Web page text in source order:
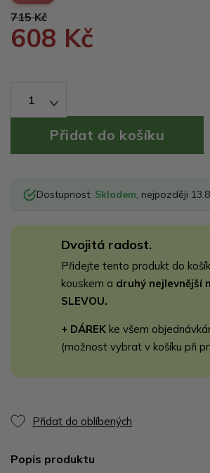
715 Kč
608 Kč
1
Dostupnost: Skladem, nejpozději
Dvojitá radost.
Přidejte tento produkt do
kouskem a druhý nejlevnější
SLEVOU.
+ DÁREK ke všem
(možnost vybrat v košíku při
Přidat do oblíbených
Popis produktu